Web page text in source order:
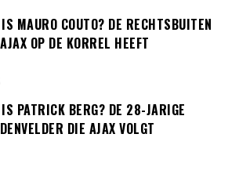
MAURO COUTO? DE RECHTSBUITEN
OP DE KORREL HEEFT
PATRICK BERG? DE 28-JARIGE
DIE AJAX VOLGT